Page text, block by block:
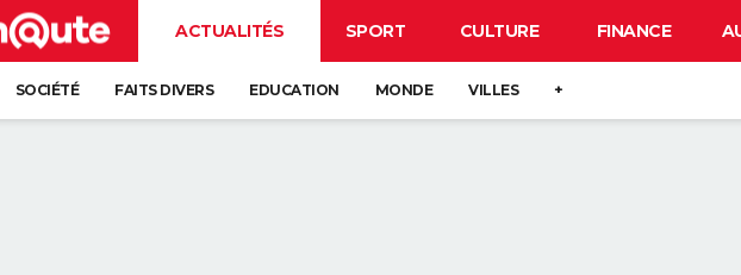
ACTUALITÉS SPORT CULTURE FINANCE
SOCIÉTÉ FAITS DIVERS EDUCATION MONDE VILLES +